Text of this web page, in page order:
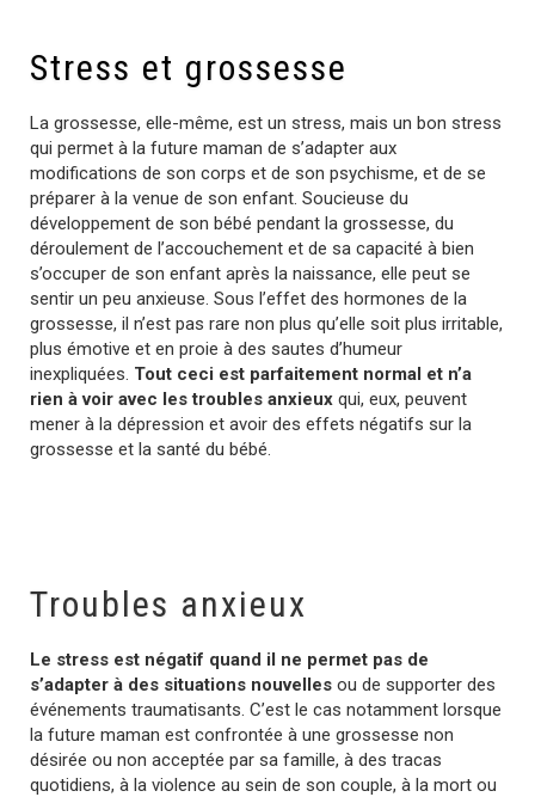
Stress et grossesse
La grossesse, elle-même, est un stress, mais un bon stress
qui permet à la future maman de s’adapter aux
modifications de son corps et de son psychisme, et de se
préparer à la venue de son enfant. Soucieuse du
développement de son bébé pendant la grossesse, du
déroulement de l’accouchement et de sa capacité à bien
s’occuper de son enfant après la naissance, elle peut se
sentir un peu anxieuse. Sous l’effet des hormones de la
grossesse, il n’est pas rare non plus qu’elle soit plus irritable,
plus émotive et en proie à des sautes d’humeur
inexpliquées. Tout ceci est parfaitement normal et n’a
rien à voir avec les troubles anxieux qui, eux, peuvent
mener à la dépression et avoir des effets négatifs sur la
grossesse et la santé du bébé.
Troubles anxieux
Le stress est négatif quand il ne permet pas de
s’adapter à des situations nouvelles ou de supporter des
événements traumatisants. C’est le cas notamment lorsque
la future maman est confrontée à une grossesse non
désirée ou non acceptée par sa famille, à des tracas
quotidiens, à la violence au sein de son couple, à la mort ou